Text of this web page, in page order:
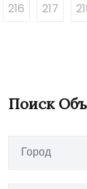
216 217
Поиск
Город